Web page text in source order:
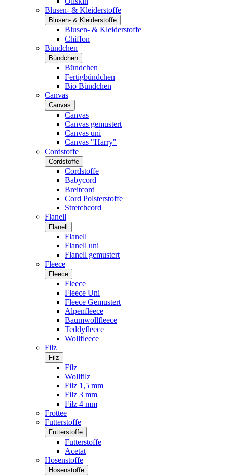
Blusen- & Kleiderstoffe
Blusen- & Kleiderstoffe
Blusen- & Kleiderstoffe
Chiffon
Bündchen
Bündchen
Bündchen
Fertigbündchen
Bio Bündchen
Canvas
Canvas
Canvas
Canvas gemustert
Canvas uni
Canvas "Harry"
Cordstoffe
Cordstoffe
Cordstoffe
Babycord
Breitcord
Cord Polsterstoffe
Stretchcord
Flanell
Flanell
Flanell
Flanell uni
Flanell gemustert
Fleece
Fleece
Fleece
Fleece Uni
Fleece Gemustert
Alpenfleece
Baumwollfleece
Teddyfleece
Wollfleece
Filz
Filz
Filz
Wollfilz
Filz 1,5 mm
Filz 3 mm
Filz 4 mm
Frottee
Futterstoffe
Futterstoffe
Futterstoffe
Acetat
Hosenstoffe
Hosenstoffe